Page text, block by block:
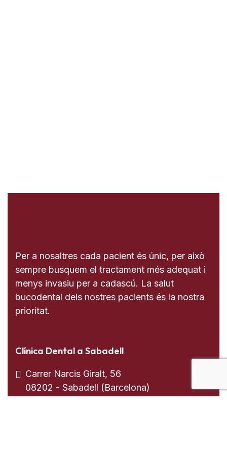
Per a nosaltres cada pacient és únic, per això
sempre busquem el tractament més adequat i
menys invasiu per a cadascú. La salut
bucodental dels nostres pacients és la nostra
prioritat.
Clínica Dental a Sabadell
Carrer Narcis Giralt, 56
08202 - Sabadell (Barcelona)